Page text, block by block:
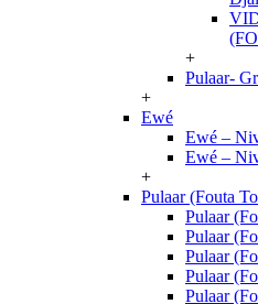
+
Pulaar-
+
Ewé
Ewé –
Ewé –
+
Pulaar (Fouta
Pulaar
Pulaar
Pulaar
Pulaar
Pulaar